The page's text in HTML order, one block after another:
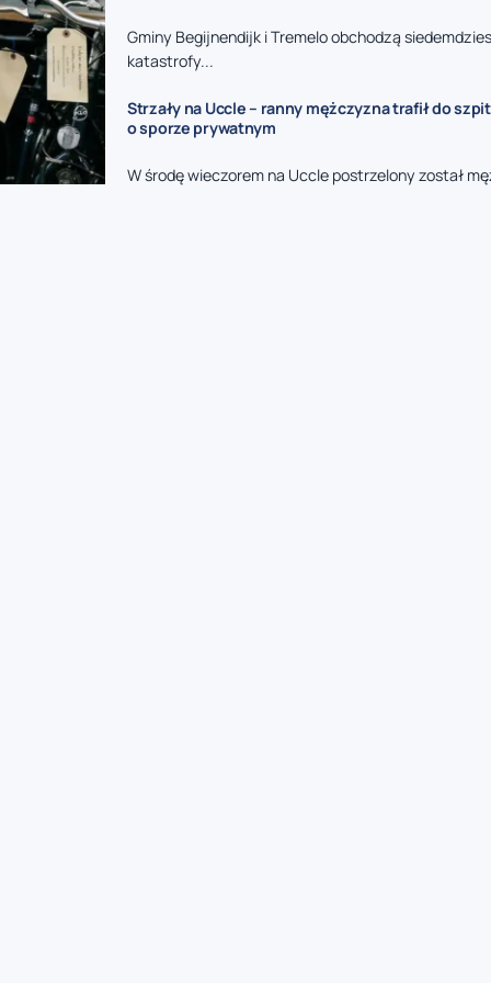
Gminy Begijnendijk i Tremelo obchodzą
katastrofy...
Strzały na Uccle – ranny mężczyzna trafił do
o sporze prywatnym
W środę wieczorem na Uccle postrzelony został